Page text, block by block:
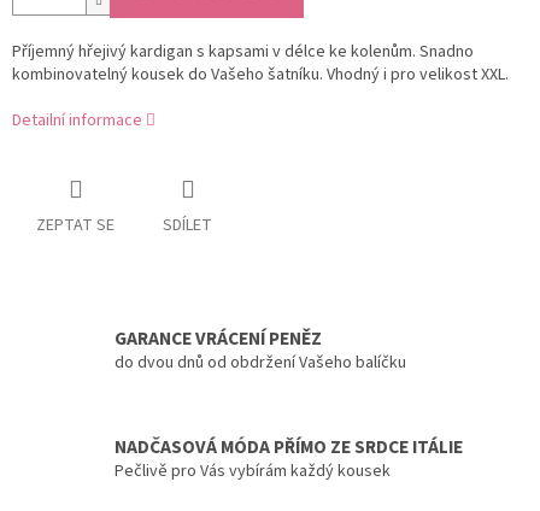
Příjemný hřejivý kardigan s kapsami v délce ke kolenům. Snadno
kombinovatelný kousek do Vašeho šatníku. Vhodný i pro velikost XXL.
Detailní informace
ZEPTAT SE SDÍLET
GARANCE VRÁCENÍ PENĚZ
do dvou dnů od obdržení Vašeho balíčku
NADČASOVÁ MÓDA PŘÍMO ZE SRDCE ITÁLIE
Pečlivě pro Vás vybírám každý kousek